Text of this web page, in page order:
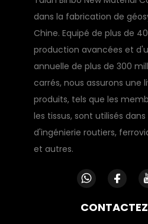
dans la fabrication de
Chine. Equipé de plus de
production avancées et
annuelle de plus de 300
carrés, nous assurons une
produits, tels que les
les tissus, sont utilisés
d'ingénierie routiers,
et autres.